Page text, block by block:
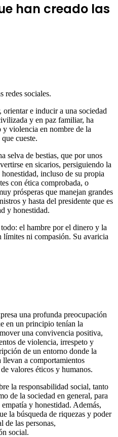
han creado las
redes sociales.
e inducir a una sociedad
y en paz familiar, ha
y violencia en nombre de la
cueste.
selva de bestias, que por unos
en sicarios, persiguiendo la
incluso de su propia
con ética comprobada, o
prósperas que manejan grandes
y hasta del presidente que es
y honestidad.
el hambre por el dinero y la
límites ni compasión. Su avaricia
una profunda preocupación
en un principio tenían la
una convivencia positiva,
de violencia, irrespeto y
de un entorno donde la
a comportamientos
valores éticos y humanos.
la responsabilidad social, tanto
de la sociedad en general, para
y honestidad. Además,
la búsqueda de riquezas y poder
de las personas,
social.